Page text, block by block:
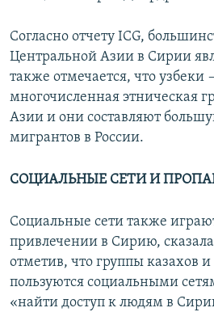
Согласно отчету ICG,
Центральной Азии в Сирии
также отмечается, что узбеки
многочисленная этническая
Азии и они составляют
мигрантов в России.
СОЦИАЛЬНЫЕ СЕТИ И
Социальные сети также
привлечении в Сирию,
отметив, что группы казахов
пользуются социальными
«найти доступ к людям в